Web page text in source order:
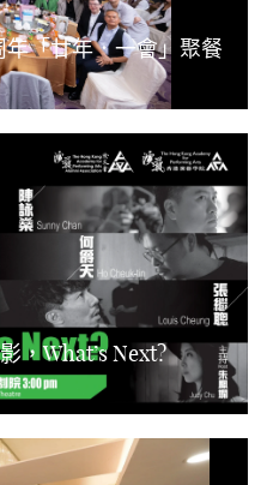
「廿年．一會」聚餐
，What’s Next?